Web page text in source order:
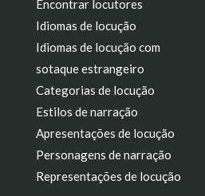
Encontrar locutores
Idiomas de locução
Idiomas de locução com
sotaque estrangeiro
Categorias de locução
Estilos de narração
Apresentações de locução
Personagens de narração
Representações de locução